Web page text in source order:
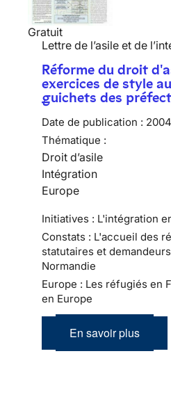
Gratuit
Lettre de l’asile et de
Réforme du droit
exercices de style
guichets des
Date de publication : 2004
Thématique :
Droit d’asile
Intégration
Europe
Initiatives : L'intégration
Constats : L'accueil des
statutaires et
Normandie
Europe : Les réfugiés en
en Europe
En savoir plus